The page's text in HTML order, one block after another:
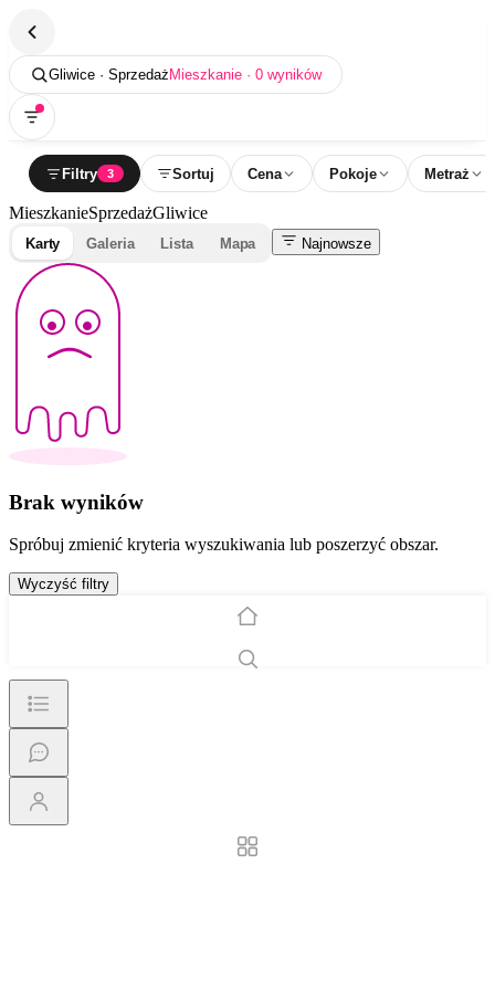
Gliwice · Sprzedaż Mieszkanie · 0 wyników
Filtry 3 Sortuj Cena Pokoje Metraż
MieszkanieSprzedażGliwice
Karty Galeria Lista Mapa Najnowsze
Brak wyników
Spróbuj zmienić kryteria wyszukiwania lub poszerzyć obszar.
Wyczyść filtry